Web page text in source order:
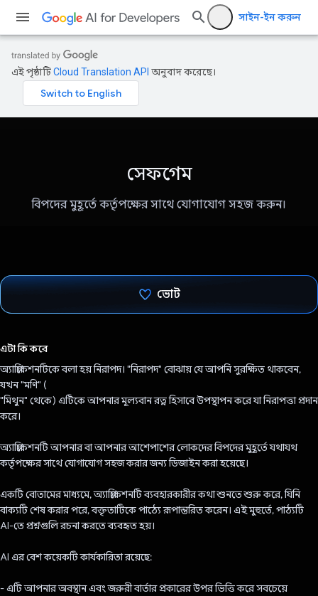
সাইন-ইন করুন
এই পৃষ্ঠাটিCloud Translation API অনুবাদ করেছে।
সেফগেম
বিপদের মুহূর্তে কর্তৃপক্ষের সাথে যোগাযোগ সহজ করুন।
ভোট
এটা কি করে
অ্যাপ্লিকেশনটিকে বলা হয় নিরাপদ। "নিরাপদ" বোঝায় যে আপনি সুরক্ষিত থাকবেন,
যখন "মণি" (
"মিথুন" থেকে) এটিকে আপনার মূল্যবান রত্ন হিসাবে উপস্থাপন করে যা নিরাপত্তা প্রদান
করে।
অ্যাপ্লিকেশনটি আপনার বা আপনার আশেপাশের লোকদের বিপদের মুহূর্তে যথাযথ
কর্তৃপক্ষের সাথে যোগাযোগ সহজ করার জন্য ডিজাইন করা হয়েছে।
একটি বোতামের মাধ্যমে, অ্যাপ্লিকেশনটি ব্যবহারকারীর কথা শুনতে শুরু করে, যিনি
বাক্যটি শেষ করার পরে, বক্তৃতাটিকে পাঠ্যে রূপান্তরিত করেন। এই মুহুর্তে, পাঠ্যটি
AI-তে প্রশ্নগুলি রচনা করতে ব্যবহৃত হয়।
AI এর বেশ কয়েকটি কার্যকারিতা রয়েছে:
- এটি আপনার অবস্থান এবং জরুরী বার্তার প্রকারের উপর ভিত্তি করে সবচেয়ে